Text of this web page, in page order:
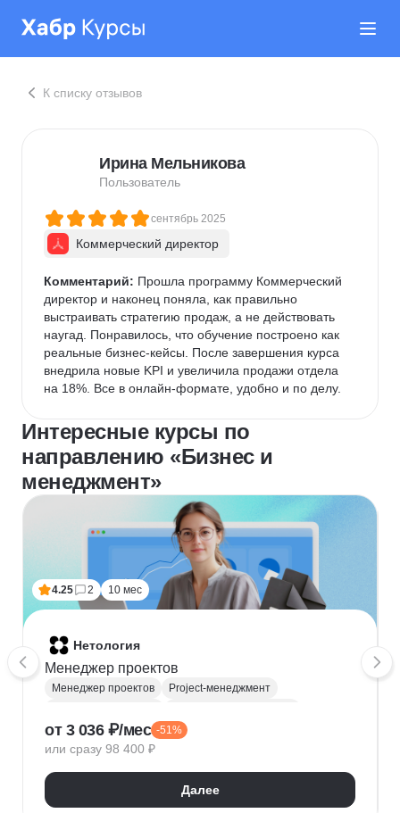
К списку отзывов
Ирина Мельникова
Пользователь
сентябрь 2025
Коммерческий директор
Комментарий: Прошла программу Коммерческий
директор и наконец поняла, как правильно
выстраивать стратегию продаж, а не действовать
наугад. Понравилось, что обучение построено как
реальные бизнес-кейсы. После завершения курса
внедрила новые KPI и увеличила продажи отдела
на 18%. Все в онлайн-формате, удобно и по делу.
Интересные курсы по
направлению «Бизнес и
менеджмент»
4.25 2 10 мес
Нетология
Менеджер проектов
Менеджер проектов
Project-менеджмент
Нейронные сети
Управление рисками
Kanban
Scrum
Управление проектами
Тайм-менеджмент
Управление удаленной командой
от 3 036 ₽/мес -51%
или сразу 98 400 ₽
Далее